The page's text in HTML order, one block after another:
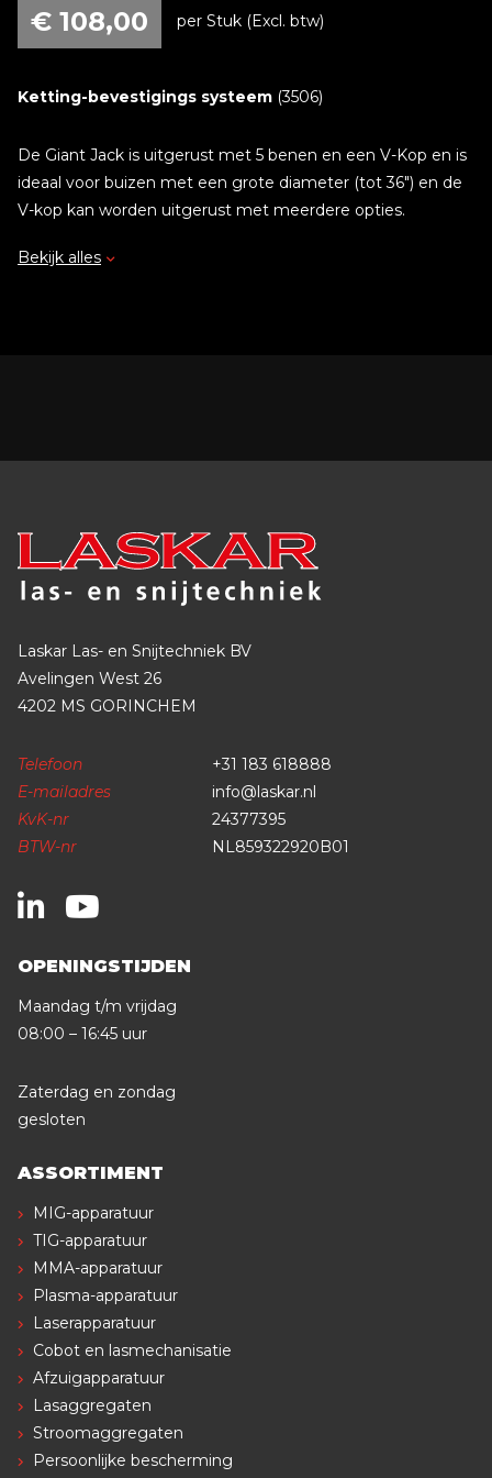
€ 108,00 per Stuk (Excl. btw)
Ketting-bevestigings systeem (3506)
De Giant Jack is uitgerust met 5 benen en een V-Kop en is
ideaal voor buizen met een grote diameter (tot 36") en de
V-kop kan worden uitgerust met meerdere opties.
Bekijk alles
Laskar Las- en Snijtechniek BV
Avelingen West 26
4202 MS GORINCHEM
Telefoon
+31 183 618888
E-mailadres
info@laskar.nl
KvK-nr
24377395
BTW-nr
NL859322920B01
OPENINGSTIJDEN
Maandag t/m vrijdag
08:00 – 16:45 uur
Zaterdag en zondag
gesloten
ASSORTIMENT
MIG-apparatuur
TIG-apparatuur
MMA-apparatuur
Plasma-apparatuur
Laserapparatuur
Cobot en lasmechanisatie
Afzuigapparatuur
Lasaggregaten
Stroomaggregaten
Persoonlijke bescherming